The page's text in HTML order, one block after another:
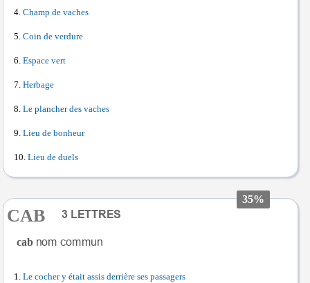
Champ de vaches
Coin de verdure
Espace vert
Herbage
Le plancher des vaches
Lieu de bonheur
Lieu de duels
35%
CAB
cab
Le cocher y était assis derrière ses passagers